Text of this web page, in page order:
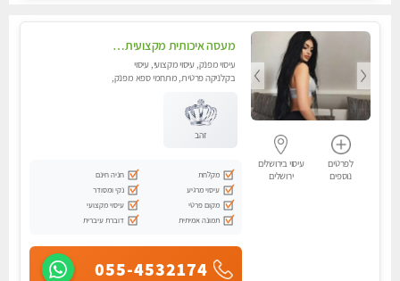
לפרטים
נוספים
עיסוי בירושלים
ירושלים
מעסה איכותית מקצועית ומפנקת בירושלים .מומלץ!!
עיסוי מפנק, עיסוי מקצועי, עיסוי
בקלניקה פרטית, מתחמי ספא מפנק,
זהב
מקלחת
חניה חינם
עיסוי מרגיע
נקי ומסודר
מקום פרטי
עיסוי מקצועי
תמונה אמיתית
דוברת עיברית
055-4532174